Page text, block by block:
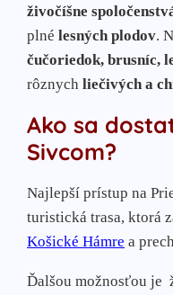
živočíšne
plné lesných plodov.
čučoriedok, brusníc,
rôznych liečivých a
Ako sa
Sivcom?
Najlepší prístup na
turistická trasa, ktorá
Košické Hámre a
Ďalšou možnosťou je